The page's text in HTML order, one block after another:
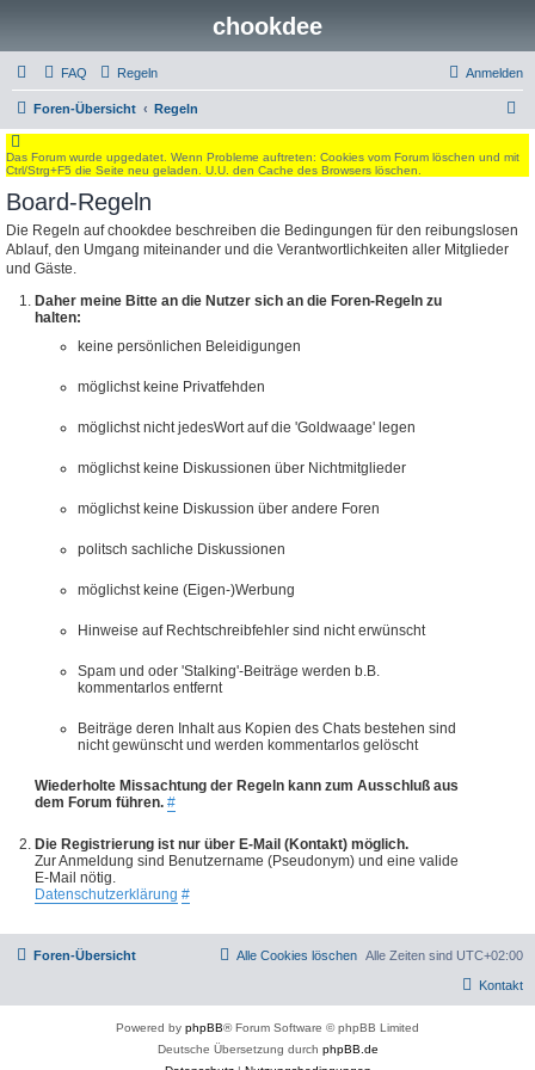
chookdee
FAQ Regeln Anmelden
Foren-Übersicht Regeln
u
Das Forum wurde upgedatet. Wenn Probleme auftreten: Cookies vom Forum löschen und mit
Ctrl/Strg+F5 die Seite neu geladen. U.U. den Cache des Browsers löschen.
Board-Regeln
Die Regeln auf chookdee beschreiben die Bedingungen für den reibungslosen
Ablauf, den Umgang miteinander und die Verantwortlichkeiten aller Mitglieder
und Gäste.
Daher meine Bitte an die Nutzer sich an die Foren-Regeln zu
halten:
keine persönlichen Beleidigungen
möglichst keine Privatfehden
möglichst nicht jedesWort auf die 'Goldwaage' legen
möglichst keine Diskussionen über Nichtmitglieder
möglichst keine Diskussion über andere Foren
politsch sachliche Diskussionen
möglichst keine (Eigen-)Werbung
Hinweise auf Rechtschreibfehler sind nicht erwünscht
Spam und oder 'Stalking'-Beiträge werden b.B.
kommentarlos entfernt
Beiträge deren Inhalt aus Kopien des Chats bestehen sind
nicht gewünscht und werden kommentarlos gelöscht
Wiederholte Missachtung der Regeln kann zum Ausschluß aus
dem Forum führen. #
Die Registrierung ist nur über E-Mail (Kontakt) möglich.
Zur Anmeldung sind Benutzername (Pseudonym) und eine valide
E-Mail nötig.
Datenschutzerklärung #
Foren-Übersicht Alle Zeiten sind UTC+02:00
Alle Cookies löschen
Kontakt
Powered by phpBB® Forum Software © phpBB Limited
Deutsche Übersetzung durch phpBB.de